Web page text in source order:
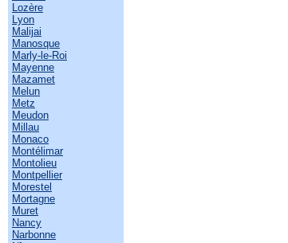
Lozère
Lyon
Malijai
Manosque
Marly-le-Roi
Mayenne
Mazamet
Melun
Metz
Meudon
Millau
Monaco
Montélimar
Montolieu
Montpellier
Morestel
Mortagne
Muret
Nancy
Narbonne